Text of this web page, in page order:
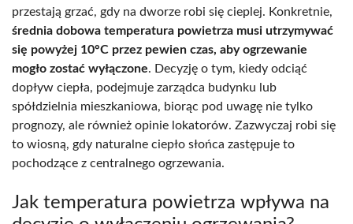
przestają grzać, gdy na dworze robi się cieplej. Konkretnie,
średnia dobowa temperatura powietrza musi utrzymywać
się powyżej 10°C przez pewien czas, aby ogrzewanie
mogło zostać wyłączone. Decyzję o tym, kiedy odciąć
dopływ ciepła, podejmuje zarządca budynku lub
spółdzielnia mieszkaniowa, biorąc pod uwagę nie tylko
prognozy, ale również opinie lokatorów. Zazwyczaj robi się
to wiosną, gdy naturalne ciepło słońca zastępuje to
pochodzące z centralnego ogrzewania.
Jak temperatura powietrza wpływa na